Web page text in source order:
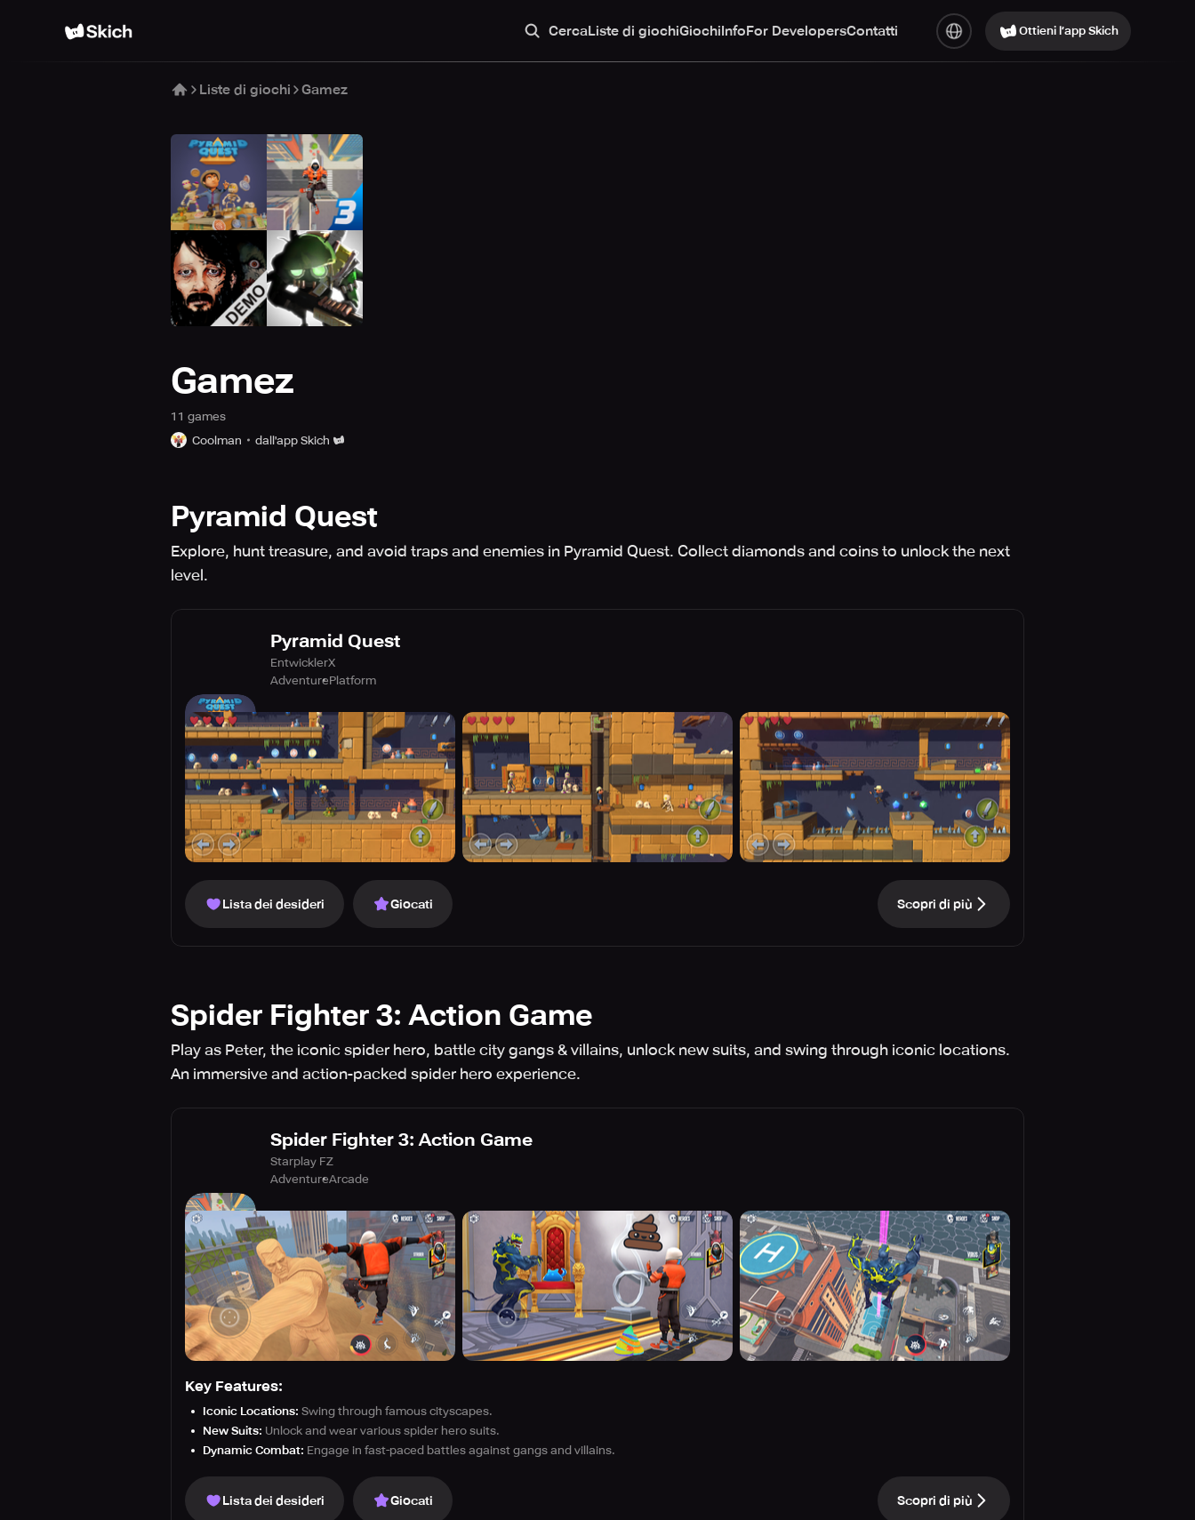
CercaListe di giochiGiochiInfoFor DevelopersContatti Ottieni l’app Skich
Liste di giochi Gamez
Gamez
11 games
Coolman
dall'app Skich
Pyramid Quest
Explore, hunt treasure, and avoid traps and enemies in Pyramid Quest. Collect diamonds and coins to unlock the next
level.
Pyramid Quest
EntwicklerX
AdventurePlatform
Lista dei desideri Giocati Scopri di più
Spider Fighter 3: Action Game
Play as Peter, the iconic spider hero, battle city gangs & villains, unlock new suits, and swing through iconic locations.
An immersive and action-packed spider hero experience.
Spider Fighter 3: Action Game
Starplay FZ
AdventureArcade
Key Features:
Iconic Locations: Swing through famous cityscapes.
New Suits: Unlock and wear various spider hero suits.
Dynamic Combat: Engage in fast-paced battles against gangs and villains.
Lista dei desideri Giocati Scopri di più